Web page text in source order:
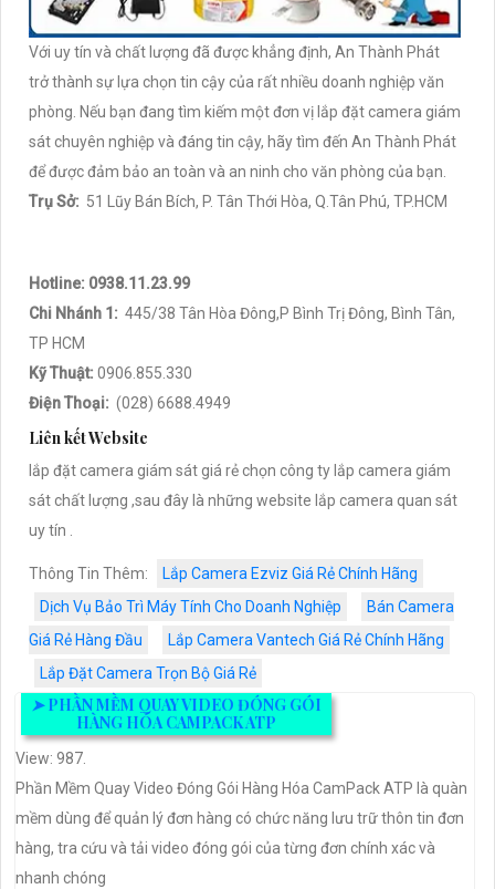
Với uy tín và chất lượng đã được khẳng định, An Thành Phát
trở thành sự lựa chọn tin cậy của rất nhiều doanh nghiệp văn
phòng. Nếu bạn đang tìm kiếm một đơn vị lắp đặt camera giám
sát chuyên nghiệp và đáng tin cậy, hãy tìm đến An Thành Phát
để được đảm bảo an toàn và an ninh cho văn phòng của bạn.
Trụ Sở: 51 Lũy Bán Bích, P. Tân Thới Hòa, Q.Tân Phú, TP.HCM
Hotline: 0938.11.23.99
Chi Nhánh 1: 445/38 Tân Hòa Đông,P Bình Trị Đông, Bình Tân,
TP HCM
Kỹ Thuật: 0906.855.330
Điện Thoại: (028) 6688.4949
Liên kết Website
lắp đặt camera giám sát giá rẻ chọn công ty lắp camera giám
sát chất lượng ,sau đây là những website lắp camera quan sát
uy tín .
Thông Tin Thêm:
Lắp Camera Ezviz Giá Rẻ Chính Hãng
Dịch Vụ Bảo Trì Máy Tính Cho Doanh Nghiệp
Bán Camera
Giá Rẻ Hàng Đầu
Lắp Camera Vantech Giá Rẻ Chính Hãng
Lắp Đặt Camera Trọn Bộ Giá Rẻ
➤PHẦN MỀM QUAY VIDEO ĐÓNG GÓI
HÀNG HÓA CAMPACK ATP
View: 987.
Phần Mềm Quay Video Đóng Gói Hàng Hóa CamPack ATP là quàn
mềm dùng để quản lý đơn hàng có chức năng lưu trữ thôn tin đơn
hàng, tra cứu và tải video đóng gói của từng đơn chính xác và
nhanh chóng